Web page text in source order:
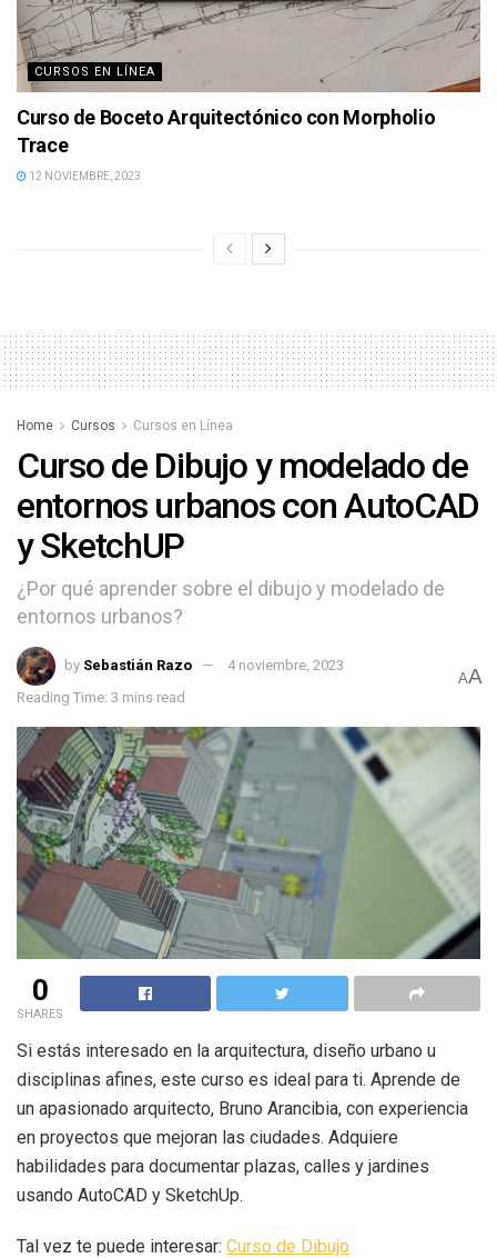
CURSOS EN LÍNEA
Curso de Boceto Arquitectónico con Morpholio
Trace
12 NOVIEMBRE, 2023
Home Cursos Cursos en Línea
Curso de Dibujo y modelado de
entornos urbanos con AutoCAD
y SketchUP
¿Por qué aprender sobre el dibujo y modelado de
entornos urbanos?
by Sebastián Razo
4 noviembre, 2023
Reading Time: 3 mins read
AA
0
SHARES
Si estás interesado en la arquitectura, diseño urbano u
disciplinas afines, este curso es ideal para ti. Aprende de
un apasionado arquitecto, Bruno Arancibia, con experiencia
en proyectos que mejoran las ciudades. Adquiere
habilidades para documentar plazas, calles y jardines
usando AutoCAD y SketchUp.
Tal vez te puede interesar: Curso de Dibujo